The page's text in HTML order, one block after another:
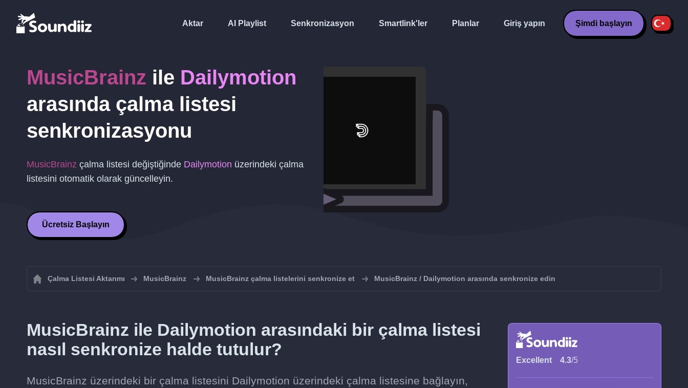
Aktar AI Playlist Senkronizasyon Smartlink'ler Planlar Giriş yapın Şimdi başlayın
MusicBrainz ile Dailymotion
arasında çalma listesi
senkronizasyonu
MusicBrainz çalma listesi değiştiğinde Dailymotion üzerindeki çalma
listesini otomatik olarak güncelleyin.
Ücretsiz Başlayın
Çalma Listesi Aktarımı MusicBrainz MusicBrainz çalma listelerini senkronize et MusicBrainz / Dailymotion arasında senkronize edin
MusicBrainz ile Dailymotion arasındaki bir çalma listesi
nasıl senkronize halde tutulur?
MusicBrainz üzerindeki bir çalma listesini Dailymotion üzerindeki çalma listesine bağlayın,
Excellent 4.3/5